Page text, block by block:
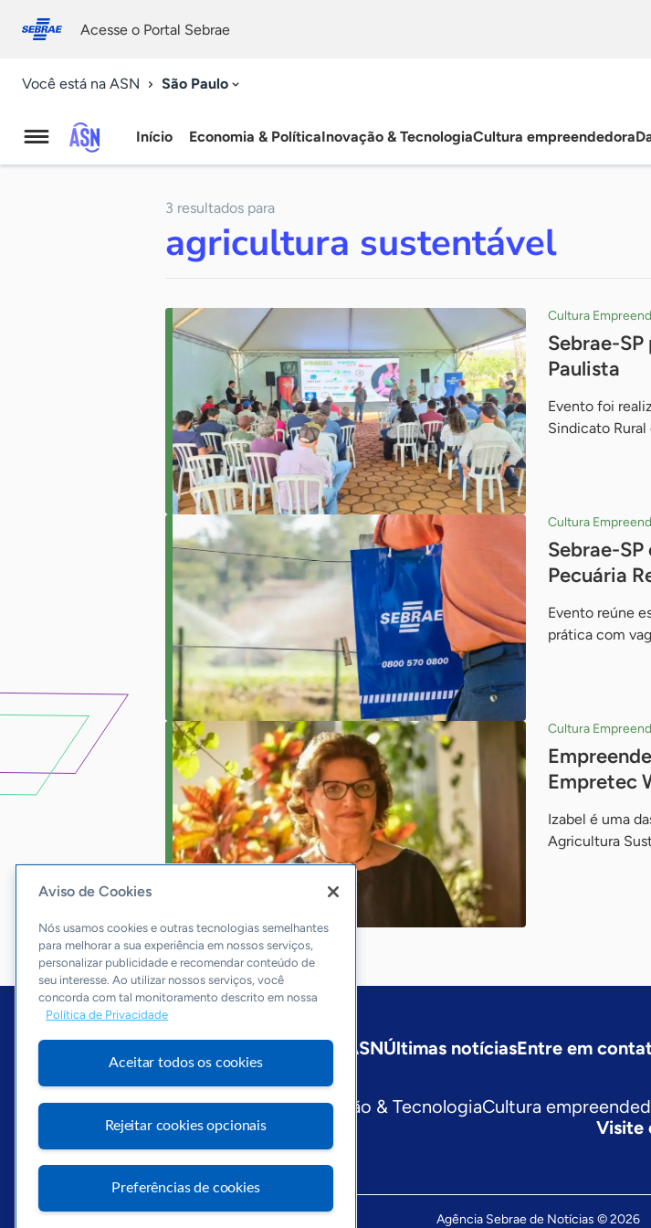
conosco
Acesse o Portal Sebrae
Você está na ASN São Paulo
Agência
Notícias
Início Economia & PolíticaInovação & TecnologiaCultura empreendedora
3 resultados para
agricultura sustentável
Cultura
Sebrae-
Paulista
Evento foi
Sindicato Rural
Cultura
Sebrae-
Pecuária
Evento reúne
prática com
Cultura
Empretec
Izabel é uma
Agricultura
Sobre a ASNÚltimas notíciasEntre em
Editorias
Economia & PolíticaInovação & TecnologiaCultura
Visite
Agência Sebrae de Notícias © 2026
Aviso de Cookies
Nós usamos cookies e outras tecnologias semelhantes
para melhorar a sua experiência em nossos serviços,
personalizar publicidade e recomendar conteúdo de
seu interesse. Ao utilizar nossos serviços, você
concorda com tal monitoramento descrito em nossa
Política de Privacidade
Aceitar todos os cookies
Rejeitar cookies opcionais
Preferências de cookies